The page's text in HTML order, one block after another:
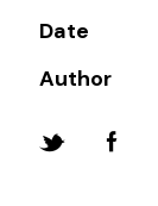
Date
Author